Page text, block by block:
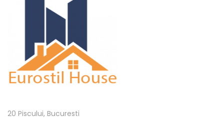
20 Piscului, Bucuresti